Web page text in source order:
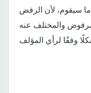
سيقوم، لأن الرفض
والمختلف عنه